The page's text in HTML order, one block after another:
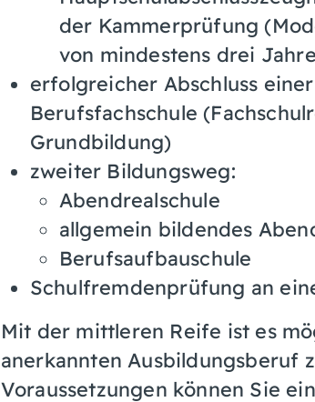
der Kammerprüfung
von mindestens drei
erfolgreicher Abschluss
Berufsfachschule
Grundbildung)
zweiter Bildungsweg:
Abendrealschule
allgemein bildendes
Berufsaufbauschule
Schulfremdenprüfung an
Mit der mittleren Reife ist es
anerkannten Ausbildungsberuf
Voraussetzungen können Sie